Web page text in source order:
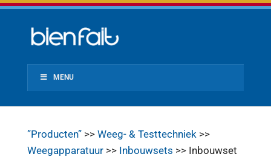
MENU
”Producten”>> Weeg- & Testtechniek>>
Weegapparatuur>> Inbouwsets >> Inbouwset